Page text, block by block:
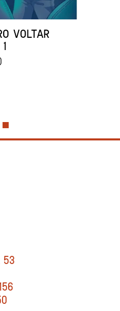
VOLTAR
53